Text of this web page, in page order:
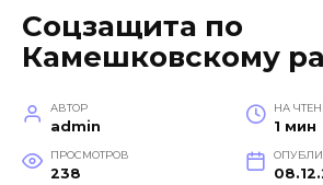
Соцзащита по
Камешковскому
АВТОР
admin
НА
1 мин
ПРОСМОТРОВ
238